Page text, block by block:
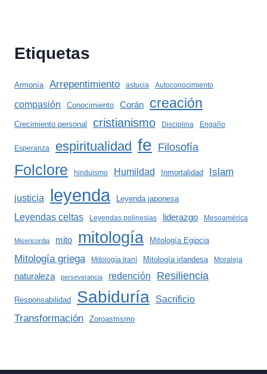
Etiquetas
Armonía Arrepentimiento astucia Autoconocimiento
compasión Conocimiento Corán creación
Crecimiento personal cristianismo Disciplina Engaño
Esperanza espiritualidad fe Filosofía
Folclore hinduismo Humildad Inmortalidad Islam
justicia leyenda Leyenda japonesa
Leyendas celtas Leyendas polinesias liderazgo Mesoamérica
Misericordia mito mitología Mitología Egipcia
Mitología griega Mitología Iraní Mitología irlandesa Moraleja
naturaleza perseverancia redención Resiliencia
Responsabilidad Sabiduría Sacrificio
Transformación Zoroastrismo